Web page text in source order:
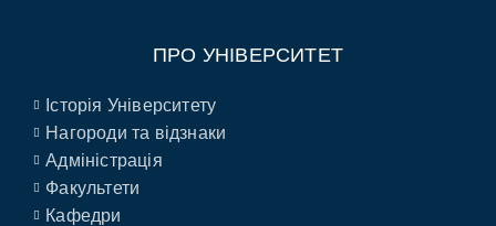
ПРО УНІВЕРСИТЕТ
Історія Університету
Нагороди та відзнаки
Адміністрація
Факультети
Кафедри